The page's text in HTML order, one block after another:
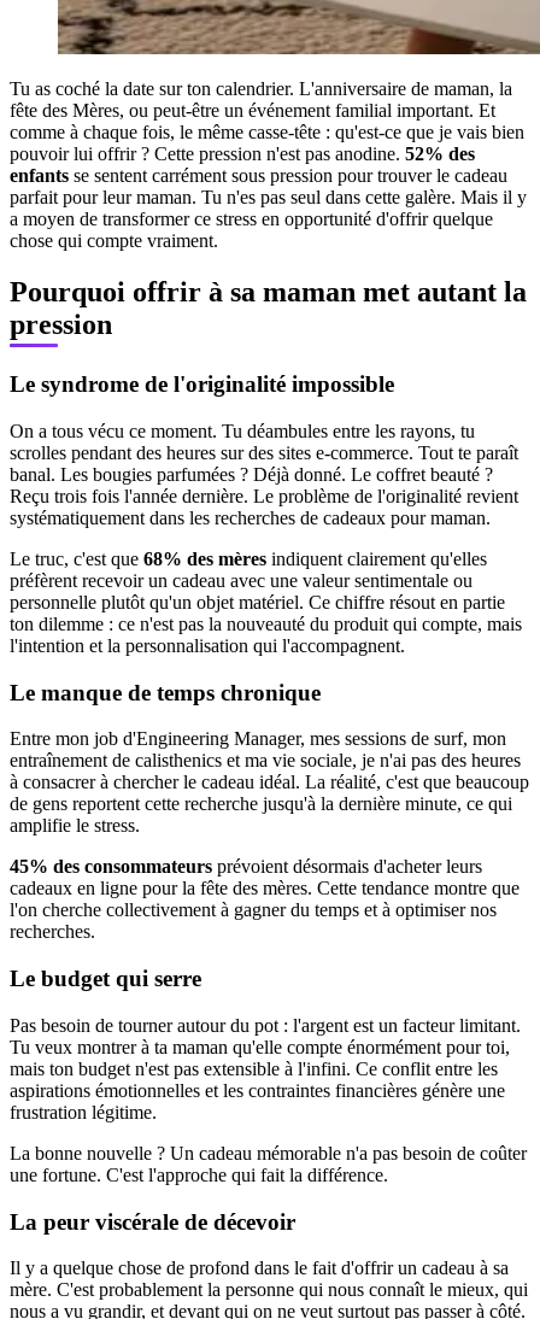
Tu as coché la date sur ton calendrier. L'anniversaire de maman, la
fête des Mères, ou peut-être un événement familial important. Et
comme à chaque fois, le même casse-tête : qu'est-ce que je vais bien
pouvoir lui offrir ? Cette pression n'est pas anodine. 52% des
enfants se sentent carrément sous pression pour trouver le cadeau
parfait pour leur maman. Tu n'es pas seul dans cette galère. Mais il y
a moyen de transformer ce stress en opportunité d'offrir quelque
chose qui compte vraiment.
Pourquoi offrir à sa maman met autant la
pression
Le syndrome de l'originalité impossible
On a tous vécu ce moment. Tu déambules entre les rayons, tu
scrolles pendant des heures sur des sites e-commerce. Tout te paraît
banal. Les bougies parfumées ? Déjà donné. Le coffret beauté ?
Reçu trois fois l'année dernière. Le problème de l'originalité revient
systématiquement dans les recherches de cadeaux pour maman.
Le truc, c'est que 68% des mères indiquent clairement qu'elles
préfèrent recevoir un cadeau avec une valeur sentimentale ou
personnelle plutôt qu'un objet matériel. Ce chiffre résout en partie
ton dilemme : ce n'est pas la nouveauté du produit qui compte, mais
l'intention et la personnalisation qui l'accompagnent.
Le manque de temps chronique
Entre mon job d'Engineering Manager, mes sessions de surf, mon
entraînement de calisthenics et ma vie sociale, je n'ai pas des heures
à consacrer à chercher le cadeau idéal. La réalité, c'est que beaucoup
de gens reportent cette recherche jusqu'à la dernière minute, ce qui
amplifie le stress.
45% des consommateurs prévoient désormais d'acheter leurs
cadeaux en ligne pour la fête des mères. Cette tendance montre que
l'on cherche collectivement à gagner du temps et à optimiser nos
recherches.
Le budget qui serre
Pas besoin de tourner autour du pot : l'argent est un facteur limitant.
Tu veux montrer à ta maman qu'elle compte énormément pour toi,
mais ton budget n'est pas extensible à l'infini. Ce conflit entre les
aspirations émotionnelles et les contraintes financières génère une
frustration légitime.
La bonne nouvelle ? Un cadeau mémorable n'a pas besoin de coûter
une fortune. C'est l'approche qui fait la différence.
La peur viscérale de décevoir
Il y a quelque chose de profond dans le fait d'offrir un cadeau à sa
mère. C'est probablement la personne qui nous connaît le mieux, qui
nous a vu grandir, et devant qui on ne veut surtout pas passer à côté.